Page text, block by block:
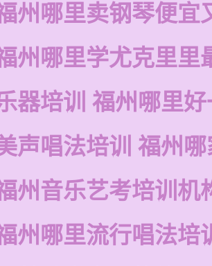
州哪里卖钢琴便宜
州哪里学尤克里里
器培训 福州哪里
声唱法培训 福州
州音乐艺考培训机
州哪里流行唱法培